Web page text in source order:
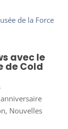
avec le
de Cold
, Nouvelles